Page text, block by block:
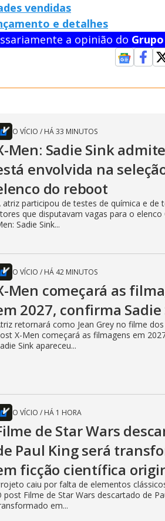
vendidas
e detalhes
a opinião do
O VÍCIO / HÁ 33 MINUTOS
Men: Sadie Sink
envolvida na
do reboot
atriz participou de testes de química e de
que disputavam vagas para o elenco
Sadie Sink...
O VÍCIO / HÁ 42 MINUTOS
Men começará as
2027, confirma Sadie
retornará como Jean Grey no filme
X-Men começará as filmagens em
Sink apareceu...
O VÍCIO / HÁ 1 HORA
de Star Wars
Paul King será
ficção científica
caiu por falta de elementos
post Filme de Star Wars descartado de
em...